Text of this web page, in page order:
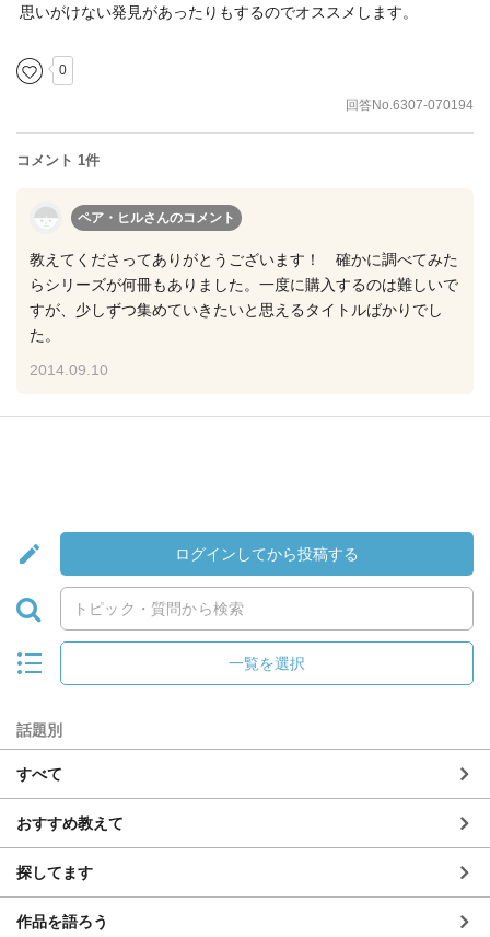
思いがけない発見があったりもするのでオススメします。
0
回答No.6307-070194
コメント 1件
ペア・ヒルさんのコメント
教えてくださってありがとうございます！ 確かに調べてみた
らシリーズが何冊もありました。一度に購入するのは難しいで
すが、少しずつ集めていきたいと思えるタイトルばかりでし
た。
2014.09.10
ログインしてから投稿する
一覧を選択
話題別
すべて
おすすめ教えて
探してます
作品を語ろう